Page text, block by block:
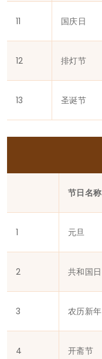
11 国庆日
12 排灯节
13 圣诞节
节日名称
1 元旦
2 共和国日
3 农历新年
4 开斋节